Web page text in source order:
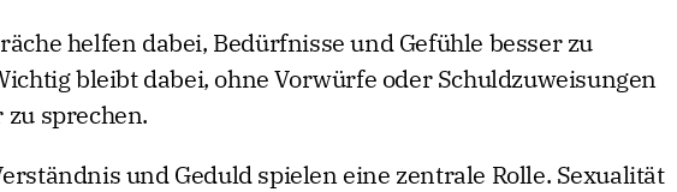
helfen dabei, Bedürfnisse und Gefühle besser zu
bleibt dabei, ohne Vorwürfe oder Schuldzuweisungen
sprechen.
und Geduld spielen eine zentrale Rolle. Sexualität